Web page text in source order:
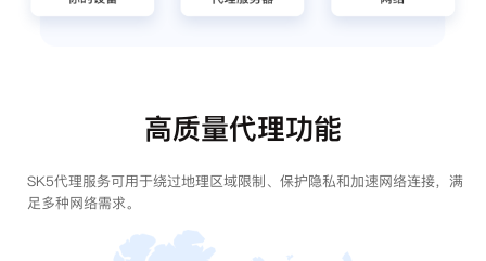
高质量代理功能
SK5代理服务可用于绕过地理区域限制、保护隐私和加速网络连接，满
足多种网络需求。